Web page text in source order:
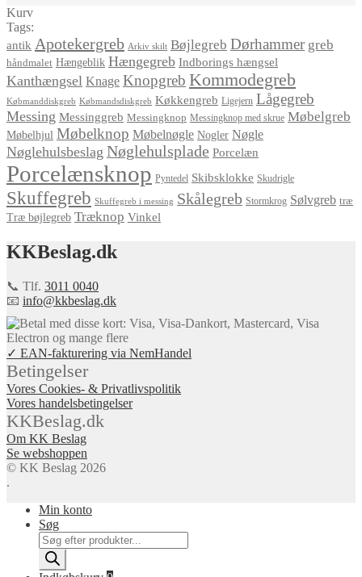
Kurv
Tags:
antik Apotekergreb Arkiv skilt Bøjlegreb Dørhammer greb
håndmalet Hængeblik Hængegreb Indborings hængsel
Kanthængsel Knage Knopgreb Kommodegreb
Købmanddiskgreb Købmandsdiskgreb Køkkengreb Ligejern Lågegreb
Messing Messinggreb Messingknop Messingknop med skrue Møbelgreb
Møbelhjul Møbelknop Møbelnøgle Nogler Nøgle
Nøglehulsbeslag Nøglehulsplade Porcelæn
Porcelænsknop Pyntedel Skibsklokke Skudrigle
Skuffegreb Skuffegreb i messing Skålegreb Stormkrog Sølvgreb træ
Træ bøjlegreb Træknop Vinkel
KKBeslag.dk
📞 Tlf. 3011 0040
📧 info@kkbeslag.dk
✓ EAN-fakturering via NemHandel
Betingelser
Vores Cookies- & Privatlivspolitik
Vores handelsbetingelser
KKBeslag.dk
Om KK Beslag
Se webshoppen
© KK Beslag 2026
.
Min konto
Søg
Products
search